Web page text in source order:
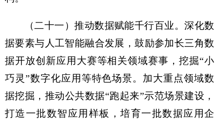
（二十一）推动数据赋能千行百业。深化数
据要素与人工智能融合发展，鼓励参加长三角数
据开放创新应用大赛等相关领域赛事，挖掘“小
巧灵”数字化应用等特色场景。加大重点领域数
据挖掘，推动公共数据“跑起来”示范场景建设，
打造一批数智应用样板，培育一批数据应用企